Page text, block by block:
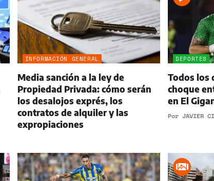
INFORMACIÓN GENERAL
Media sanción a la ley de
Propiedad Privada: cómo serán
los desalojos exprés, los
contratos de alquiler y las
expropiaciones
DEPORTES
Todos los
choque
en El
PorJAVIER